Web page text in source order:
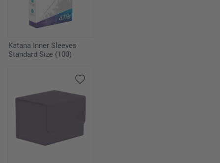
Katana Inner Sleeves
Standard Size (100)